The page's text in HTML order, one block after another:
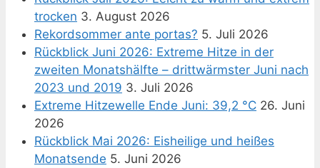
trocken 3. August 2026
Rekordsommer ante portas? 5. Juli 2026
Rückblick Juni 2026: Extreme Hitze in der
zweiten Monatshälfte – drittwärmster Juni nach
2023 und 2019 3. Juli 2026
Extreme Hitzewelle Ende Juni: 39,2 °C 26. Juni
2026
Rückblick Mai 2026: Eisheilige und heißes
Monatsende 5. Juni 2026